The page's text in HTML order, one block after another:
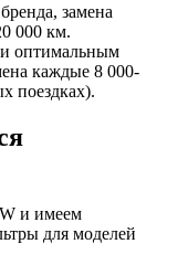
замена
000 км.
оптимальным
каждые 8 000-
поездках).
и имеем
для моделей